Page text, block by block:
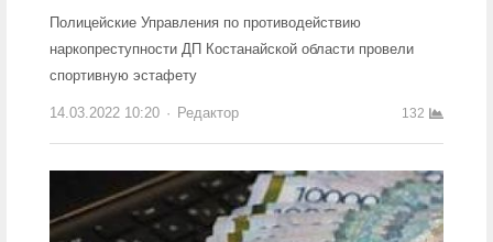
Полицейские Управления по противодействию
наркопреступности ДП Костанайской области провели
спортивную эстафету
14.03.2022 10:20 Author
Редактор 132